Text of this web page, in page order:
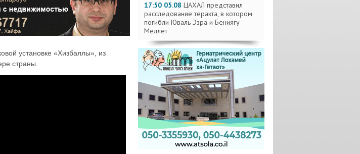
установке «Хизбаллы», из
страны.
17:50 05.08 ЦАХАЛ представил
расследование теракта, в котором
погибли Юваль Эзра и Бениягу
Меллет